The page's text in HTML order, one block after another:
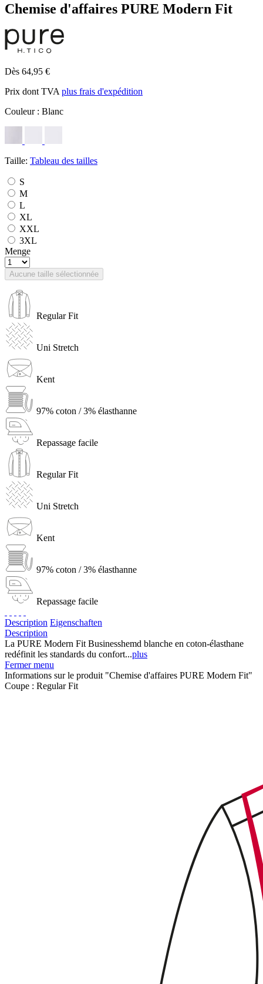
Chemise d'affaires PURE Modern Fit
Dès 64,95 €
Prix dont TVA plus frais d'expédition
Couleur : Blanc
Taille: Tableau des tailles
S
M
L
XL
XXL
3XL
Menge
Aucune taille sélectionnée
Regular Fit
Uni Stretch
Kent
97% coton / 3% élasthanne
Repassage facile
Regular Fit
Uni Stretch
Kent
97% coton / 3% élasthanne
Repassage facile
Description Eigenschaften
Description
La PURE Modern Fit Businesshemd blanche en coton-élasthane
redéfinit les standards du confort...plus
Fermer menu
Informations sur le produit "Chemise d'affaires PURE Modern Fit"
Coupe : Regular Fit